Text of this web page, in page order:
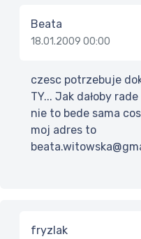
Beata
18.01.2009 00:00
czesc potrzebuje
TY... Jak dałoby
nie to bede sama
moj adres to
fryzlak